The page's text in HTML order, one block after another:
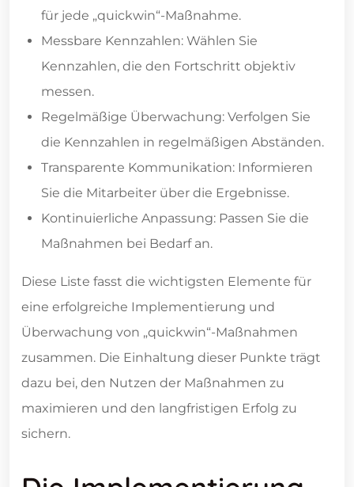
für jede „quickwin“-Maßnahme.
Messbare Kennzahlen: Wählen Sie
Kennzahlen, die den Fortschritt objektiv
messen.
Regelmäßige Überwachung: Verfolgen Sie
die Kennzahlen in regelmäßigen Abständen.
Transparente Kommunikation: Informieren
Sie die Mitarbeiter über die Ergebnisse.
Kontinuierliche Anpassung: Passen Sie die
Maßnahmen bei Bedarf an.
Diese Liste fasst die wichtigsten Elemente für
eine erfolgreiche Implementierung und
Überwachung von „quickwin“-Maßnahmen
zusammen. Die Einhaltung dieser Punkte trägt
dazu bei, den Nutzen der Maßnahmen zu
maximieren und den langfristigen Erfolg zu
sichern.